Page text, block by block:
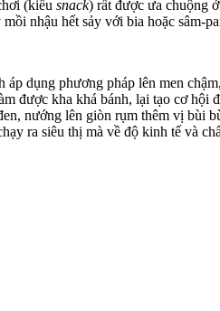
(kiểu snack) rất được ưa chuộng
nhậu hết sảy với bia hoặc sâm-
áp dụng phương pháp lên men
được kha khá bánh, lại tạo cơ hội
nướng lên giòn rụm thêm vị bùi
ra siêu thị mà về độ kinh tế và